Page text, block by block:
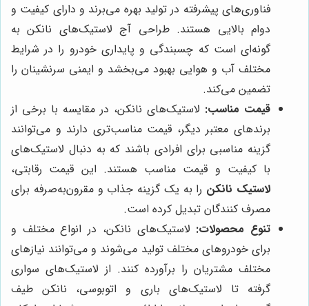
فناوری‌های پیشرفته در تولید بهره می‌برند و دارای کیفیت و
دوام بالایی هستند. طراحی آج لاستیک‌های نانکن به
گونه‌ای است که چسبندگی و پایداری خودرو را در شرایط
مختلف آب و هوایی بهبود می‌بخشد و ایمنی سرنشینان را
تضمین می‌کند.
قیمت مناسب: لاستیک‌های نانکن، در مقایسه با برخی از
برندهای معتبر دیگر، قیمت مناسب‌تری دارند و می‌توانند
گزینه مناسبی برای افرادی باشند که به دنبال لاستیک‌های
با کیفیت و قیمت مناسب هستند. این قیمت رقابتی،
لاستیک نانکن را به یک گزینه جذاب و مقرون‌به‌صرفه برای
مصرف کنندگان تبدیل کرده است.
تنوع محصولات: لاستیک‌های نانکن، در انواع مختلف و
برای خودروهای مختلف تولید می‌شوند و می‌توانند نیازهای
مختلف مشتریان را برآورده کنند. از لاستیک‌های سواری
گرفته تا لاستیک‌های باری و اتوبوسی، نانکن طیف